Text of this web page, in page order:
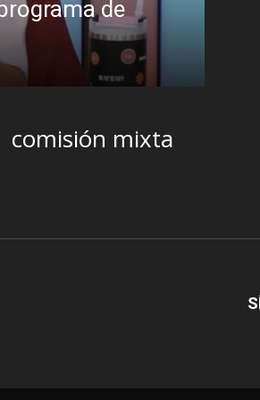
Analistas debaten
presidente
R.C. Gómez 2 agosto, 2026
comisión mixta